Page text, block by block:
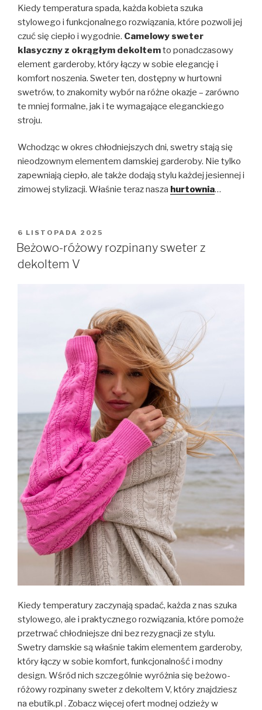
Kiedy temperatura spada, każda kobieta szuka
stylowego i funkcjonalnego rozwiązania, które pozwoli jej
czuć się ciepło i wygodnie. Camelowy sweter
klasyczny z okrągłym dekoltemto ponadczasowy
element garderoby, który łączy w sobie elegancję i
komfort noszenia. Sweter ten, dostępny w hurtowni
swetrów, to znakomity wybór na różne okazje – zarówno
te mniej formalne, jak i te wymagające eleganckiego
stroju.
Wchodząc w okres chłodniejszych dni, swetry stają się
nieodzownym elementem damskiej garderoby. Nie tylko
zapewniają ciepło, ale także dodają stylu każdej jesiennej i
zimowej stylizacji. Właśnie teraz nasza hurtownia…
OPUBLIKOWANE
W
6 LISTOPADA 2025
Beżowo-różowy rozpinany sweter z
dekoltem V
Kiedy temperatury zaczynają spadać, każda z nas szuka
stylowego, ale i praktycznego rozwiązania, które pomoże
przetrwać chłodniejsze dni bez rezygnacji ze stylu.
Swetry damskie są właśnie takim elementem garderoby,
który łączy w sobie komfort, funkcjonalność i modny
design. Wśród nich szczególnie wyróżnia się beżowo-
różowy rozpinany sweter z dekoltem V, który znajdziesz
na ebutik.pl . Zobacz więcej ofert modnej odzieży w